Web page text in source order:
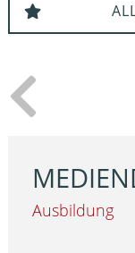
Ausbildung